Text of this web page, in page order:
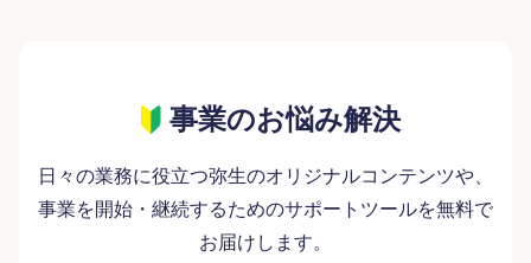
事業のお悩み解決
日々の業務に役立つ弥生のオリジナルコンテンツや、
事業を開始・継続するためのサポートツールを無料で
お届けします。